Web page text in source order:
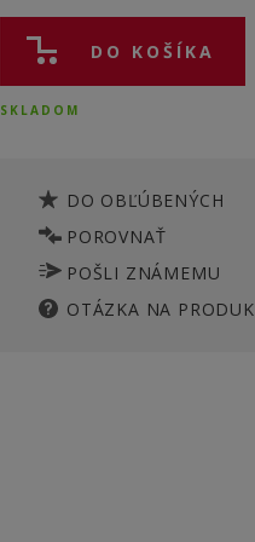
DO KOŠÍKA
SKLADOM
DO OBĽÚBENÝCH
POROVNAŤ
POŠLI ZNÁMEMU
OTÁZKA NA